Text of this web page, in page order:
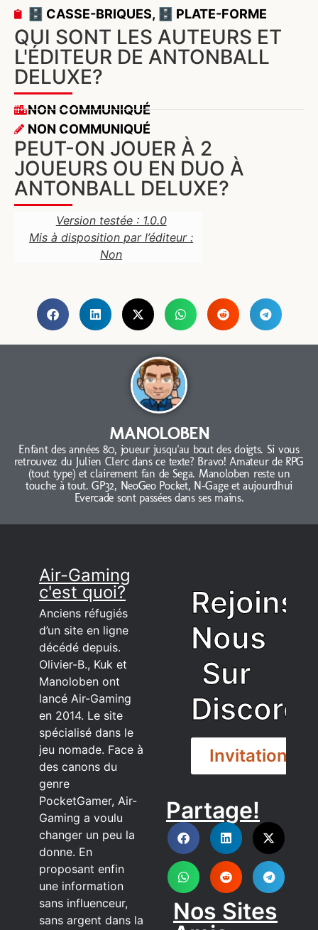
🗄️ CASSE-BRIQUES, 🗄️ PLATE-FORME
QUI SONT LES AUTEURS ET
L'ÉDITEUR DE ANTONBALL
DELUXE?
NON COMMUNIQUÉ
NON COMMUNIQUÉ
PEUT-ON JOUER À 2
JOUEURS OU EN DUO À
ANTONBALL DELUXE?
Version testée : 1.0.0
Mis à disposition par l’éditeur :
Non
MANOLOBEN
Enfant des années 80, joueur jusqu'au bout des doigts. Si vous
retrouvez du Julien Clerc dans ce texte? Bravo! Amateur de RPG
(tout type) et clairement fan de Sega. Manoloben reste un
touche à tout. GP32, NeoGeo Pocket, N-Gage et aujourdhui
Evercade sont passées dans ses mains.
Air-Gaming
c'est quoi?
Anciens réfugiés
d’un site en ligne
décédé depuis.
Olivier-B., Kuk et
Manoloben ont
lancé Air-Gaming
en 2014. Le site
spécialisé dans le
jeu nomade. Face à
des canons du
genre
PocketGamer, Air-
Gaming a voulu
changer un peu la
donne. En
proposant enfin
une information
sans influenceur,
sans argent dans la
Rejoins
Nous
Sur
Discord
Invitation
DISCORD
Partage!
Nos Sites